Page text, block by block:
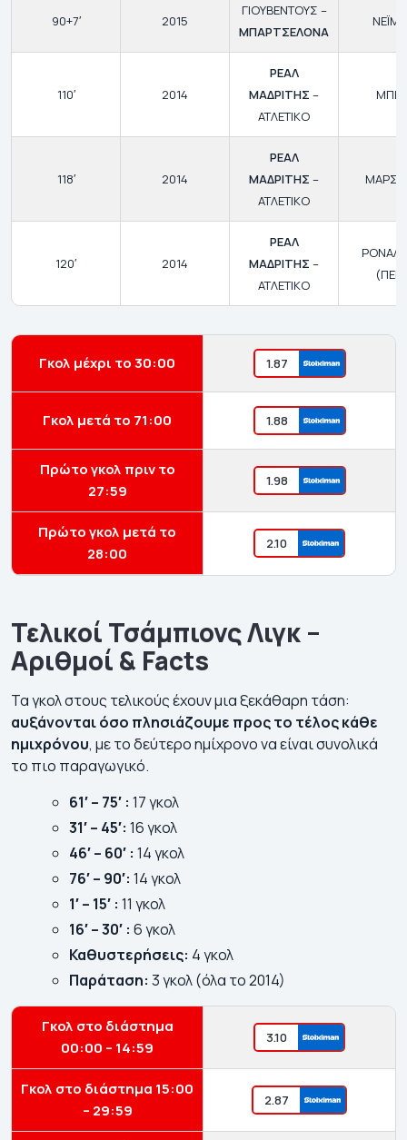
90+7′ 2015
ΓΙΟΥΒΕΝΤΟΥΣ –
ΜΠΑΡΤΣΕΛΟΝΑ
110′ 2014
ΡΕΑΛ
ΜΑΔΡΙΤΗΣ –
ΑΤΛΕΤΙΚΟ
118′ 2014
ΡΕΑΛ
ΜΑΔΡΙΤΗΣ –
ΑΤΛΕΤΙΚΟ
120′ 2014
ΡΕΑΛ
ΜΑΔΡΙΤΗΣ –
ΑΤΛΕΤΙΚΟ
Γκολ μέχρι το 30:00 1.87
Γκολ μετά το 71:00 1.88
Πρώτο γκολ πριν το
27:59
1.98
Πρώτο γκολ μετά το
28:00
2.10
Τελικοί Τσάμπιονς Λιγκ –
Αριθμοί & Facts
Τα γκολ στους τελικούς έχουν μια ξεκάθαρη τάση:
αυξάνονται όσο πλησιάζουμε προς το τέλος κάθε
ημιχρόνου, με το δεύτερο ημίχρονο να είναι συνολικά
το πιο παραγωγικό.
61′ – 75′ : 17 γκολ
31′ – 45′: 16 γκολ
46′ – 60′ : 14 γκολ
76′ – 90′: 14 γκολ
1′ – 15′ : 11 γκολ
16′ – 30′ : 6 γκολ
Καθυστερήσεις: 4 γκολ
Παράταση: 3 γκολ (όλα το 2014)
Γκολ στο διάστημα
00:00 – 14:59
3.10
Γκολ στο διάστημα 15:00
– 29:59
2.87